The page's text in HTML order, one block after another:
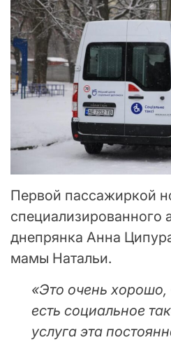
Первой пассажиркой
специализированного
днепрянка Анна
мамы Натальи.
«Это очень хорошо,
есть социальное
услуга эта